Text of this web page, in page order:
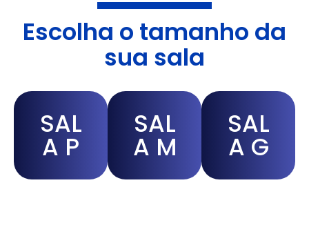
Escolha o tamanho da
sua sala
SAL
A P
SAL
A M
SAL
A G